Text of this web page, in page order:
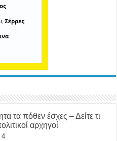
τα πόθεν έσχες – Δείτε τι
αρχηγοί
4